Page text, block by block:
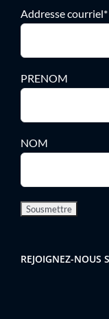
Addresse courriel*
PRENOM
NOM
REJOIGNEZ-NOUS